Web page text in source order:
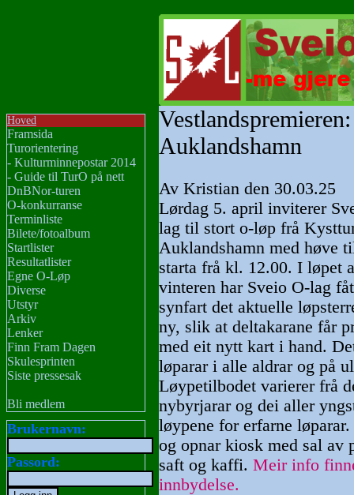
Hoved
Framsida
Turorientering
- Kulturminnepostar 2014
- Guide til TurO på nett
DnBNor-turen
O-konkurranse
Terminliste
Bilete/fotoalbum
Startlister
Resultatlister
Egne O-Løp
Diverse
Utstyr
Arkiv
Lenker
Finn Fram Dagen
Skulesprinten
Siste pressesak
Bli medlem
Brukernavn:
Passord:
Auklandshamn
Av Kristian den 30.03.25
Lørdag 5. april inviterer
lag til stort o-løp frå
Auklandshamn med høve
starta frå kl. 12.00. I løpet
vinteren har Sveio O-lag
synfart det aktuelle
ny, slik at deltakarane får
med eit nytt kart i hand.
løparar i alle aldrar og på
Løypetilbodet varierer frå
nybyrjarar og dei aller
løypene for erfarne
og opnar kiosk med sal av
saft og kaffi. Meir info
innbydelse.